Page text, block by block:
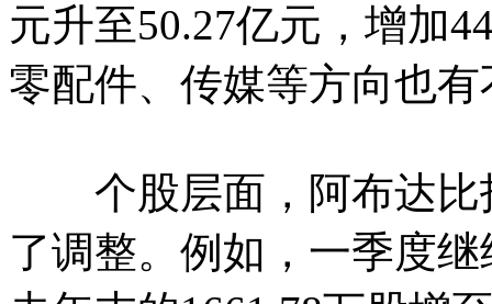
元升至50.27亿元，增加
零配件、传媒等方向也
个股层面，阿布达比
了调整。例如，一季度